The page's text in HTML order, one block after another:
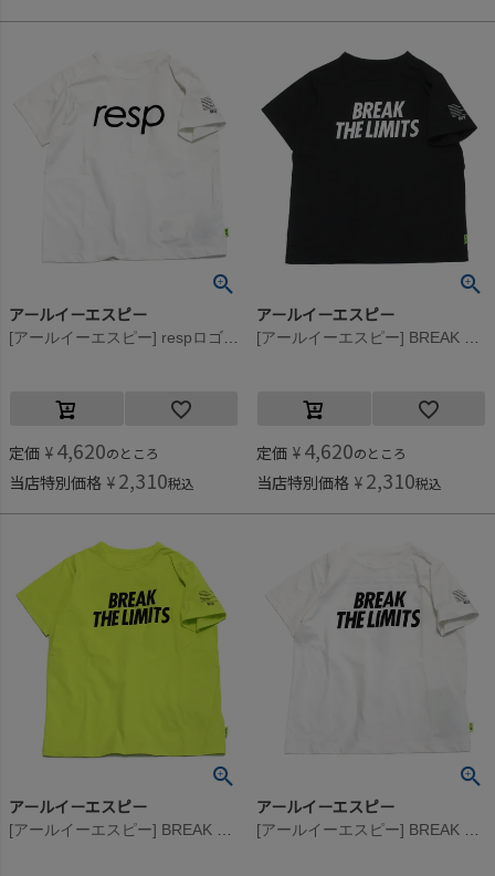
アールイーエスピー
[アールイーエスピー] respロゴTee ホワイト
定価 ¥ 4,620のところ
当店特別価格 ¥ 2,310税込
アールイーエスピー
[アールイーエスピー] BREAK Tee ブラック
定価 ¥ 4,620のところ
当店特別価格 ¥ 2,310税込
アールイーエスピー
[アールイーエスピー] BREAK Tee ライム
アールイーエスピー
[アールイーエスピー] BREAK Tee ホワイト